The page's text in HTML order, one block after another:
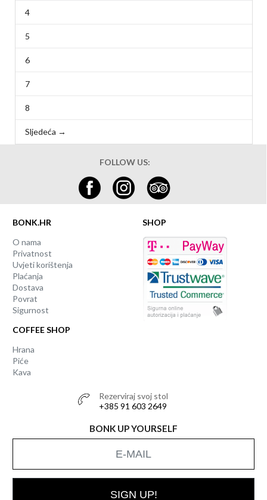
4
5
6
7
8
Sljedeća →
FOLLOW US:
BONK.HR
O nama
Privatnost
Uvjeti korištenja
Plaćanja
Dostava
Povrat
Sigurnost
COFFEE SHOP
Hrana
Piće
Kava
SHOP
Rezerviraj svoj stol
+385 91 603 2649
BONK UP YOURSELF
SIGN UP!